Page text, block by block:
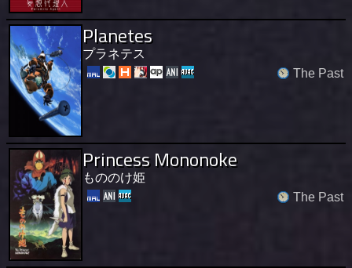
Planetes
プラネテス
The Past
Princess Mononoke
もののけ姫
The Past